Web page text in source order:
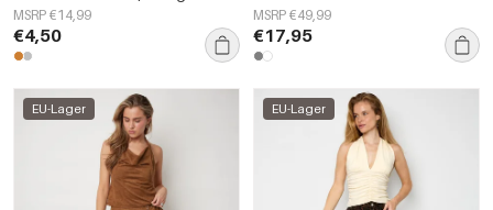
MSRP €14,99
€4,50
MSRP €49,99
€17,95
EU-Lager EU-Lager